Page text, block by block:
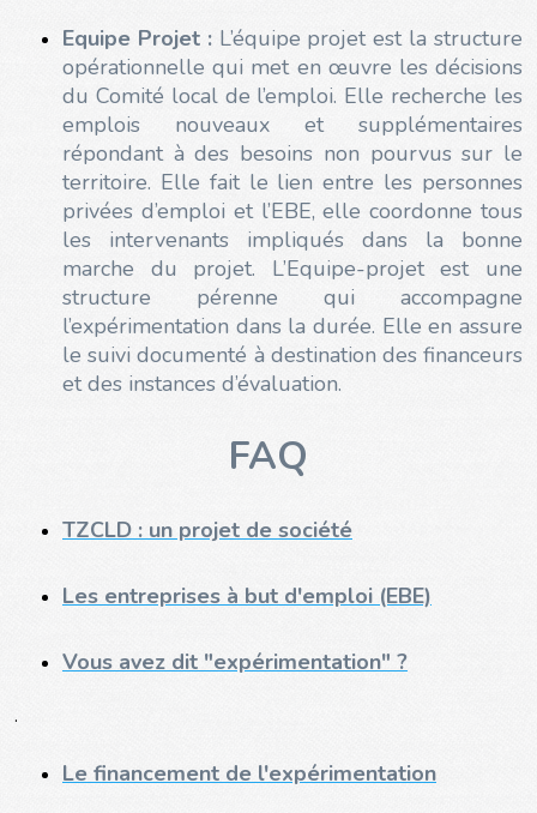
Equipe Projet :L’équipe projet est la structure
opérationnelle qui met en œuvre les décisions
du Comité local de l’emploi. Elle recherche les
emplois nouveaux et supplémentaires
répondant à des besoins non pourvus sur le
territoire. Elle fait le lien entre les personnes
privées d’emploi et l’EBE, elle coordonne tous
les intervenants impliqués dans la bonne
marche du projet. L’Equipe-projet est une
structure pérenne qui accompagne
l’expérimentation dans la durée. Elle en assure
le suivi documenté à destination des financeurs
et des instances d’évaluation.
FAQ
TZCLD : un projet de société
Les entreprises à but d'emploi (EBE)
Vous avez dit "expérimentation" ?
.
Le financement de l'expérimentation